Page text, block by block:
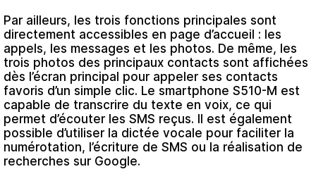
Par ailleurs, les trois fonctions principales sont
directement accessibles en page d’accueil : les
appels, les messages et les photos. De même, les
trois photos des principaux contacts sont affichées
dès l’écran principal pour appeler ses contacts
favoris d’un simple clic. Le smartphone S510-M est
capable de transcrire du texte en voix, ce qui
permet d’écouter les SMS reçus. Il est également
possible d’utiliser la dictée vocale pour faciliter la
numérotation, l’écriture de SMS ou la réalisation de
recherches sur Google.